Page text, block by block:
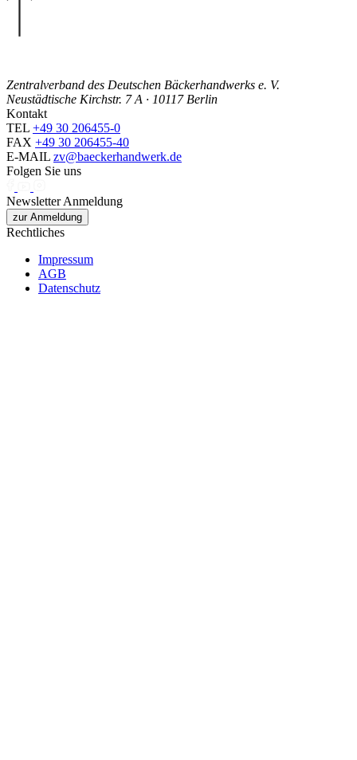
Zentralverband des Deutschen Bäckerhandwerks e. V.
Neustädtische Kirchstr. 7 A · 10117 Berlin
Kontakt
TEL +49 30 206455-0
FAX +49 30 206455-40
E-MAIL zv@baeckerhandwerk.de
Folgen Sie uns
Newsletter Anmeldung
zur Anmeldung
Rechtliches
Impressum
AGB
Datenschutz